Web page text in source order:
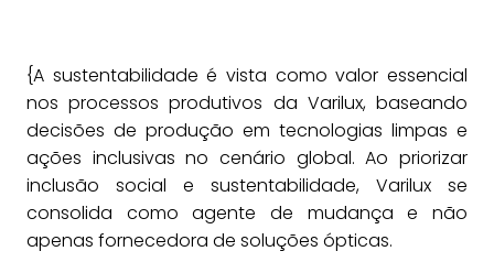
{A sustentabilidade é vista como valor essencial
nos processos produtivos da Varilux, baseando
decisões de produção em tecnologias limpas e
ações inclusivas no cenário global. Ao priorizar
inclusão social e sustentabilidade, Varilux se
consolida como agente de mudança e não
apenas fornecedora de soluções ópticas.